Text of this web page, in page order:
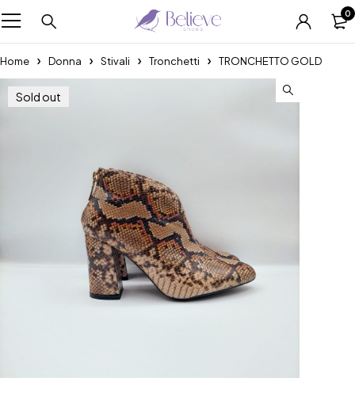
0
Home Donna Stivali Tronchetti TRONCHETTO GOLD
Sold out